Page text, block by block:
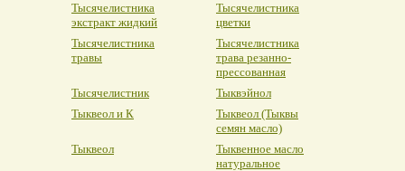
Тысячелистника
экстракт жидкий
Тысячелистника
цветки
Тысячелистника
травы
Тысячелистника
трава резанно-
прессованная
Тысячелистник
Тыквэйнол
Тыквеол и К
Тыквеол (Тыквы
семян масло)
Тыквеол
Тыквенное масло
натуральное